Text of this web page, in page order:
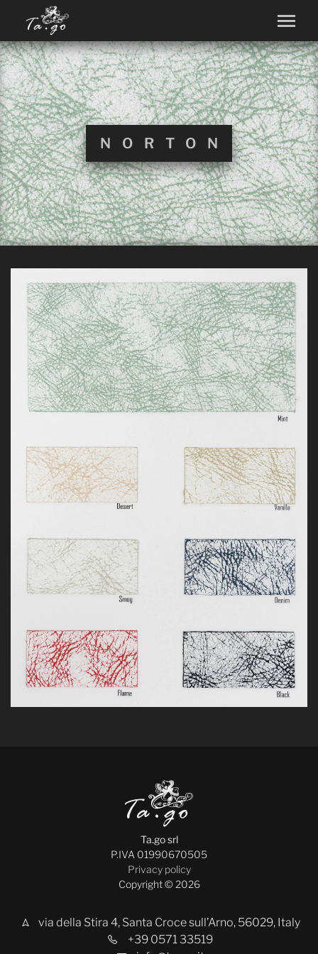
NORTON
Ta.go srl
P.IVA 01990670505
Privacy policy
Copyright © 2026
via della Stira 4, Santa Croce sull’Arno, 56029, Italy
+39 0571 33519